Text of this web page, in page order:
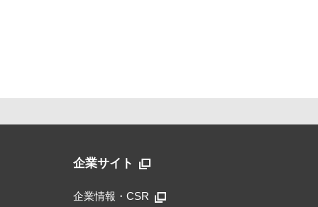
企業サイト
企業情報・CSR